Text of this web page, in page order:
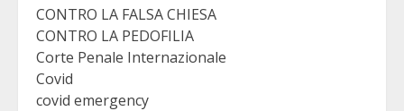
CONTRO LA FALSA CHIESA
CONTRO LA PEDOFILIA
Corte Penale Internazionale
Covid
covid emergency